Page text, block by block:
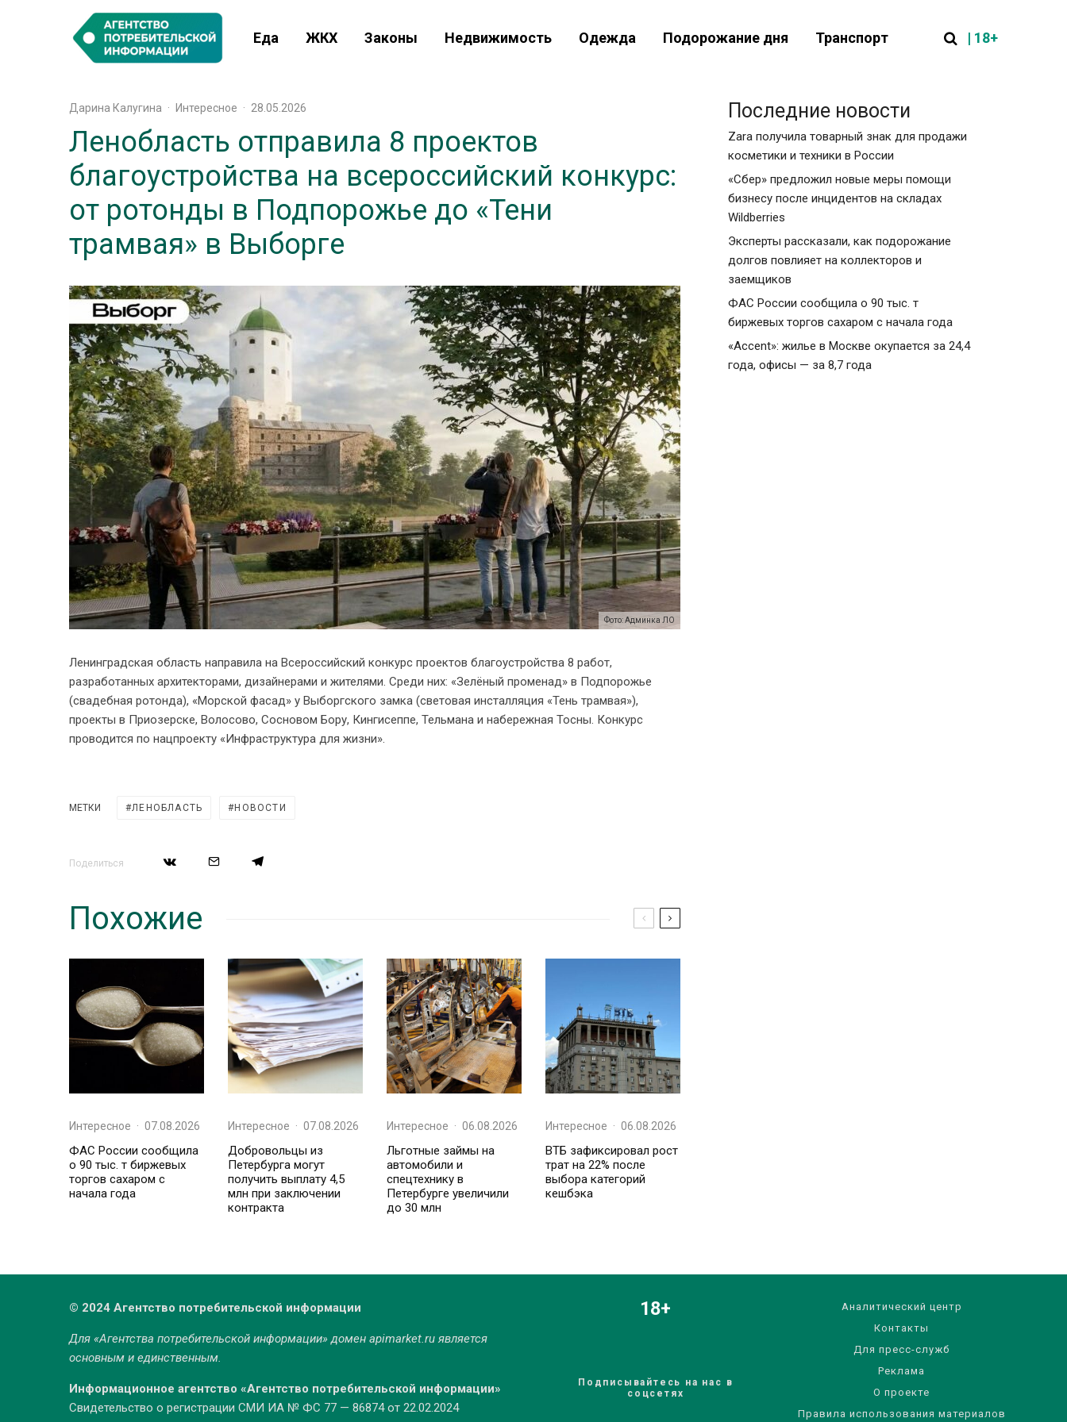
Еда ЖКХ Законы Недвижимость Одежда Подорожание дня Транспорт | 18+
Дарина Калугина · Интересное · 28.05.2026
Ленобласть отправила 8 проектов
благоустройства на всероссийский конкурс:
от ротонды в Подпорожье до «Тени
трамвая» в Выборге
Фото: Админка ЛО
Ленинградская область направила на Всероссийский конкурс проектов благоустройства 8 работ,
разработанных архитекторами, дизайнерами и жителями. Среди них: «Зелёный променад» в Подпорожье
(свадебная ротонда), «Морской фасад» у Выборгского замка (световая инсталляция «Тень трамвая»),
проекты в Приозерске, Волосово, Сосновом Бору, Кингисеппе, Тельмана и набережная Тосны. Конкурс
проводится по нацпроекту «Инфраструктура для жизни».
МЕТКИ ЛЕНОБЛАСТЬ НОВОСТИ
Поделиться
Похожие
Интересное · 07.08.2026
ФАС России сообщила
о 90 тыс. т биржевых
торгов сахаром с
начала года
Интересное · 07.08.2026
Добровольцы из
Петербурга могут
получить выплату 4,5
млн при заключении
контракта
Интересное · 06.08.2026
Льготные займы на
автомобили и
спецтехнику в
Петербурге увеличили
до 30 млн
Интересное · 06.08.2026
ВТБ зафиксировал рост
трат на 22% после
выбора категорий
кешбэка
Последние новости
Zara получила товарный знак для продажи
косметики и техники в России
«Сбер» предложил новые меры помощи
бизнесу после инцидентов на складах
Wildberries
Эксперты рассказали, как подорожание
долгов повлияет на коллекторов и
заемщиков
ФАС России сообщила о 90 тыс. т
биржевых торгов сахаром с начала года
«Accent»: жилье в Москве окупается за 24,4
года, офисы — за 8,7 года
© 2024 Агентство потребительской информации
Для «Агентства потребительской информации» домен apimarket.ruявляется
основным и единственным.
Информационное агентство «Агентство потребительской информации»
Свидетельство о регистрации СМИ ИА № ФС 77 — 86874 от 22.02.2024
18+
Подписывайтесь на нас в
соцсетях
Аналитический центр
Контакты
Для пресс-служб
Реклама
О проекте
Правила использования материалов